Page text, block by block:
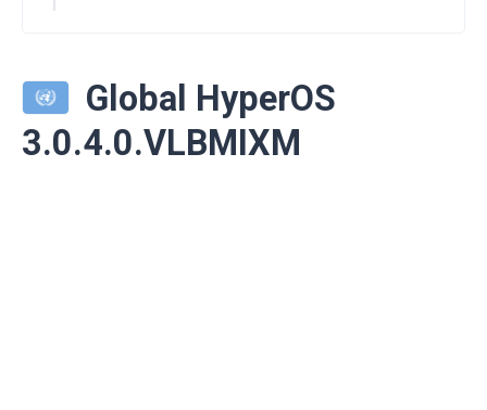
Global HyperOS
3.0.4.0.VLBMIXM